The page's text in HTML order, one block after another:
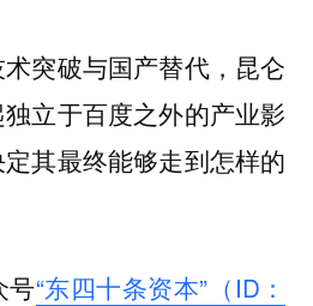
突破与国产替代，昆仑
立于百度之外的产业影
其最终能够走到怎样的
号“东四十条资本”（ID：